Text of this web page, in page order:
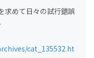
求めて日々の試行錯誤
cat_135532.ht